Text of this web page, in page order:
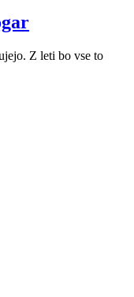
Z leti bo vse to